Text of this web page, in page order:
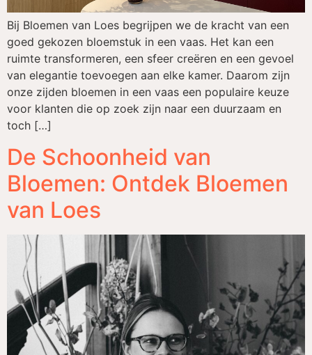
Bij Bloemen van Loes begrijpen we de kracht van een
goed gekozen bloemstuk in een vaas. Het kan een
ruimte transformeren, een sfeer creëren en een gevoel
van elegantie toevoegen aan elke kamer. Daarom zijn
onze zijden bloemen in een vaas een populaire keuze
voor klanten die op zoek zijn naar een duurzaam en
toch […]
De Schoonheid van
Bloemen: Ontdek Bloemen
van Loes